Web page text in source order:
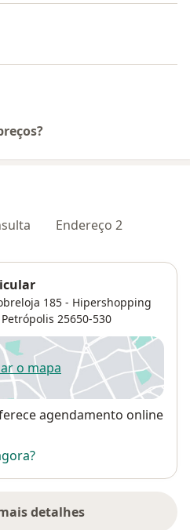
Endereço 2
185 - Hipershopping
Petrópolis 25650-530
o mapa
abre num novo separador
agendamento online
detalhes
sobre o endereço